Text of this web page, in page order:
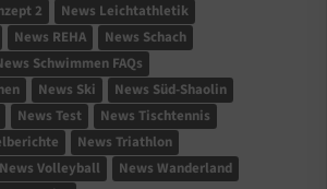
2
News Leichtathletik
News REHA
News Schach
Schwimmen FAQs
News Ski
News Süd-Shaolin
News Test
News Tischtennis
News Triathlon
News Volleyball
News Wanderland